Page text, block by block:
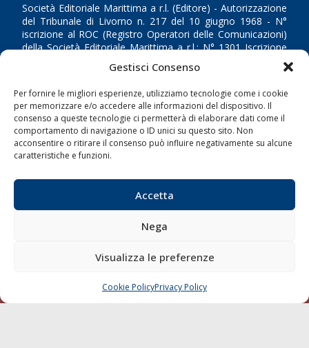
Gestisci Consenso
Per fornire le migliori esperienze, utilizziamo tecnologie come i cookie
per memorizzare e/o accedere alle informazioni del dispositivo. Il
consenso a queste tecnologie ci permetterà di elaborare dati come il
comportamento di navigazione o ID unici su questo sito. Non
acconsentire o ritirare il consenso può influire negativamente su alcune
caratteristiche e funzioni.
Accetta
Nega
Visualizza le preferenze
Cookie PolicyPrivacy Policy
Società Editoriale Marittima a r.l. (Editore) - Autorizzazione
del Tribunale di Livorno n. 217 del 10 giugno 1968 - N°
iscrizione al ROC (Registro Operatori delle Comunicazioni)
della Società Editoriale Marittima a r.l.: N° 1301 Iscrizione
della testata elettronica La Gazzetta Marittima al Tribunale
di Livorno del 15/09/2010.
LINK
Shipping
Trasporti
Varie
Sostenibilità
Blue economy
Diporto
CHIAMA SCRIVI